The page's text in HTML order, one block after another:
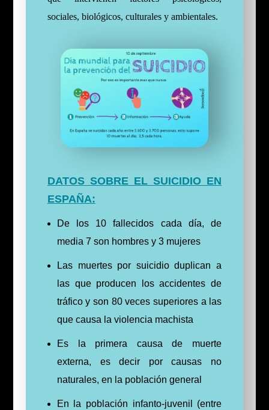
sociales, biológicos, culturales y ambientales.
DATOS SOBRE EL SUICIDIO EN
ESPAÑA:
De los 10 fallecidos cada día, de
media 7 son hombres y 3 mujeres
Las muertes por suicidio duplican a
las que producen los accidentes de
tráfico y son 80 veces superiores a las
que causa la violencia machista
Es la primera causa de muerte
externa, es decir por causas no
naturales, en la población general
En la población infanto-juvenil (entre